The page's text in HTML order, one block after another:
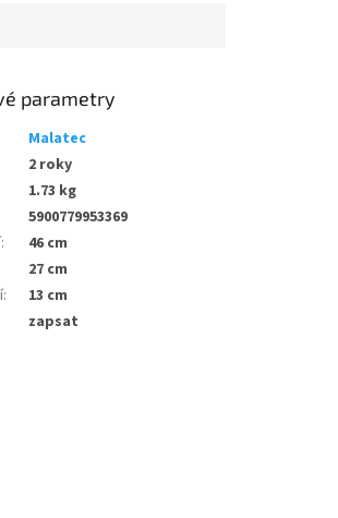
parametry
Malatec
2 roky
1.73 kg
5900779953369
:
46 cm
27 cm
:
13 cm
zapsat